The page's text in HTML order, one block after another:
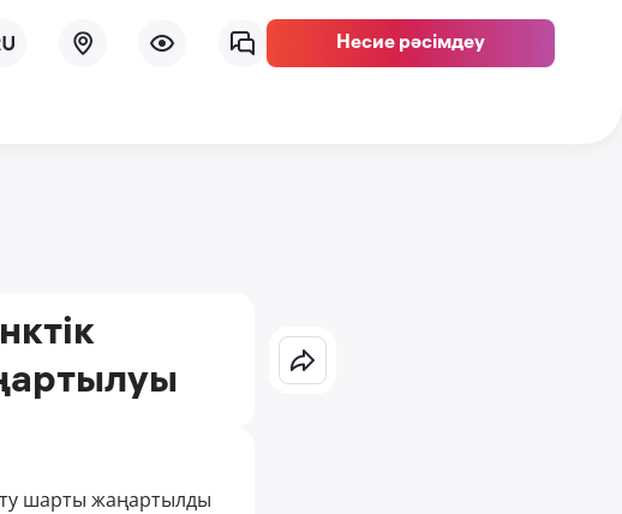
Несие рәсімдеу
шарты жаңартылды